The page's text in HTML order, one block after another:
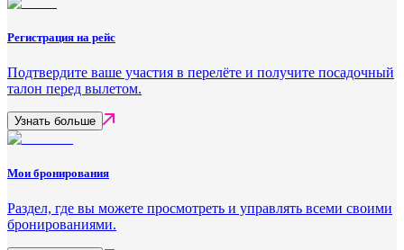
Регистрация на рейс
Подтвердите ваше участия в перелёте и получите посадочный
талон перед вылетом.
Узнать больше
Мои бронирования
Раздел, где вы можете просмотреть и управлять всеми своими
бронированиями.